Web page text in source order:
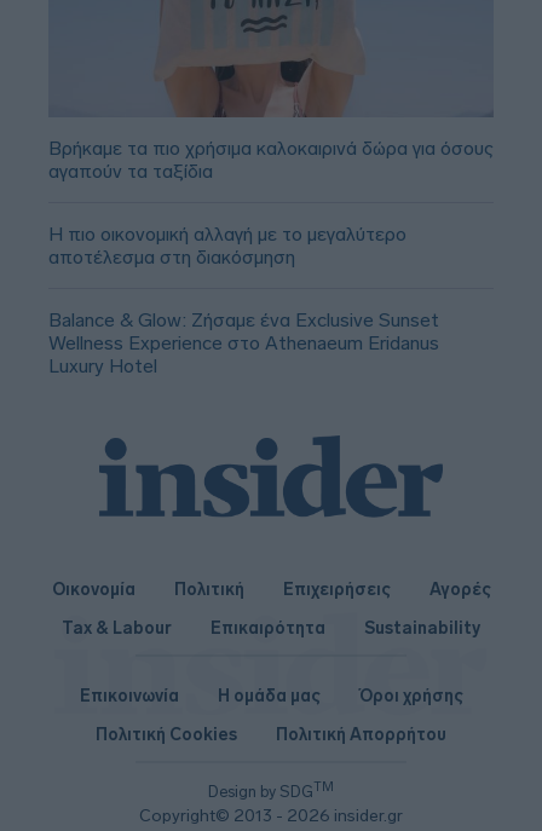
Βρήκαμε τα πιο χρήσιμα καλοκαιρινά δώρα για όσους
αγαπούν τα ταξίδια
Η πιο οικονομική αλλαγή με το μεγαλύτερο
αποτέλεσμα στη διακόσμηση
Balance & Glow: Ζήσαμε ένα Exclusive Sunset
Wellness Experience στο Athenaeum Eridanus
Luxury Hotel
Οικονομία Πολιτική Επιχειρήσεις
Αγορές
Tax & Labour
Επικαιρότητα Sustainability
Design by SDGTM
Copyright© 2013 - 2026 insider.gr
Επικοινωνία Η ομάδα μας
Όροι χρήσης
Πολιτική Cookies
Πολιτική Απορρήτου